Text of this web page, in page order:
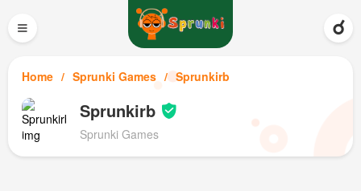
≡
Home Sprunki Games Sprunkirb
Sprunkirb
Sprunki Games